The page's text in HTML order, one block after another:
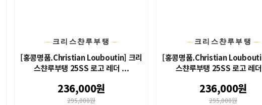
크리스챤루부탱
[홍콩명품.Christian Louboutin] 크리
스챤루부탱 25SS 로고 레더 ...
236,000원
295,000원
크리스챤루부탱
[홍콩명품.Christian
스챤루부탱 25SS 로고 레
236,000원
295,000원